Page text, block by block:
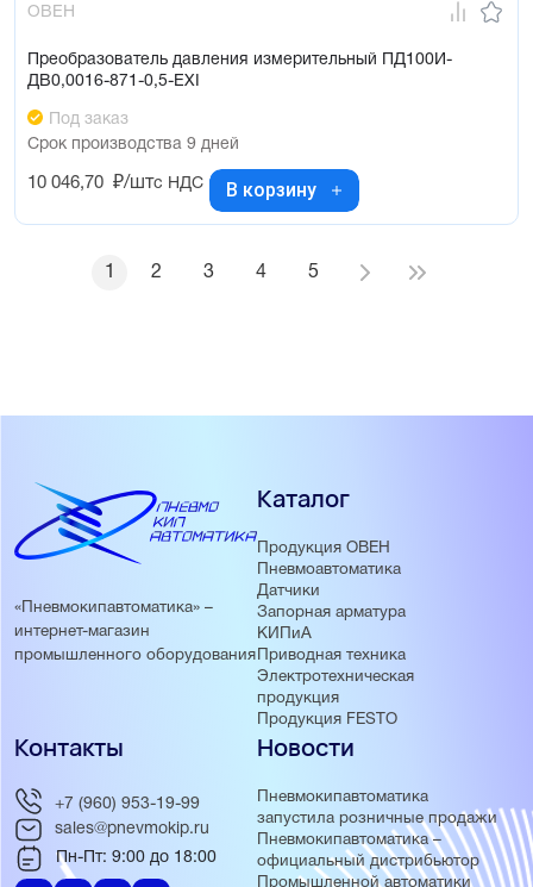
ОВЕН
Преобразователь давления измерительный ПД100И-
ДВ0,0016-871-0,5-ЕХI
Под заказ
Срок производства 9 дней
10 046,70 ₽/штс НДС В корзину
1 2 3 4 5
«Пневмокипавтоматика» –
интернет-магазин
промышленного оборудования
Каталог
Продукция ОВЕН
Пневмоавтоматика
Датчики
Запорная арматура
КИПиА
Приводная техника
Электротехническая
продукция
Продукция FESTO
Новости
Пневмокипавтоматика
запустила розничные продажи
Пневмокипавтоматика –
официальный дистрибьютор
Промышленной автоматики
Контакты
+7 (960) 953-19-99
sales@pnevmokip.ru
Пн-Пт: 9:00 до 18:00